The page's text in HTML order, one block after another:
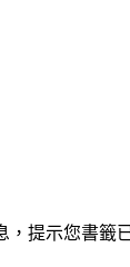
，提示您書籤